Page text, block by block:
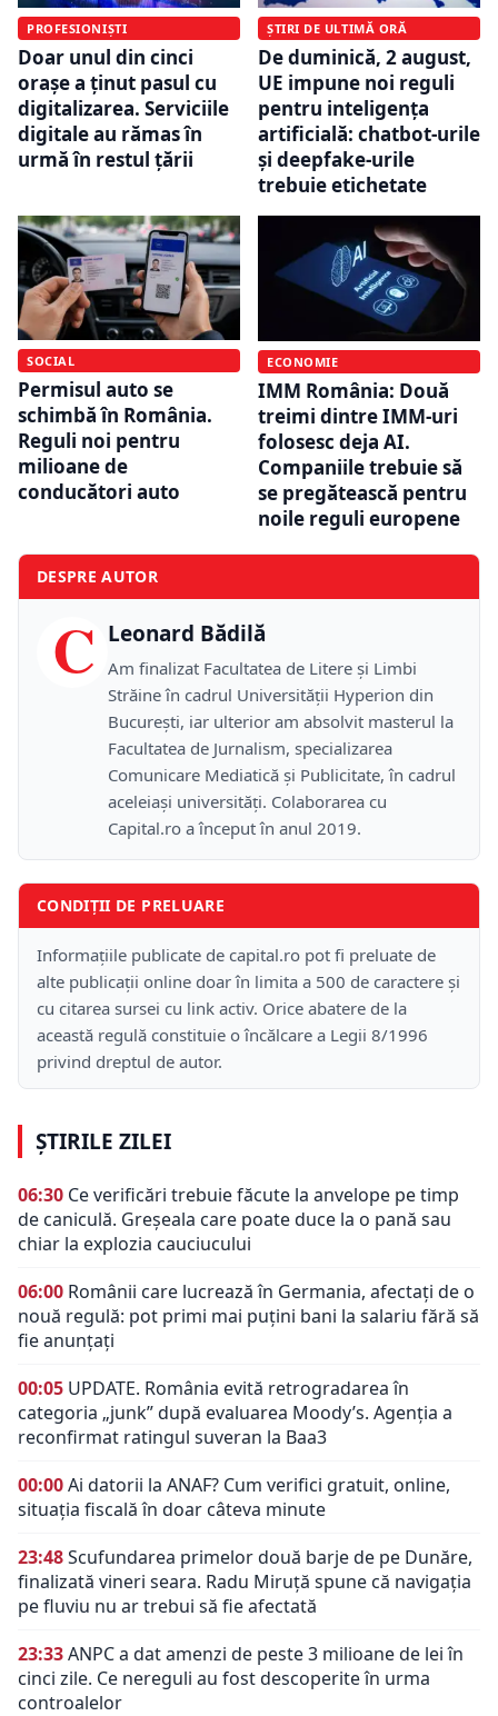
PROFESIONIȘTI
Doar unul din cinci
orașe a ținut pasul cu
digitalizarea. Serviciile
digitale au rămas în
urmă în restul țării
ȘTIRI DE ULTIMĂ ORĂ
De duminică, 2 august,
UE impune noi reguli
pentru inteligența
artificială: chatbot-urile
și deepfake-urile
trebuie etichetate
SOCIAL
Permisul auto se
schimbă în România.
Reguli noi pentru
milioane de
conducători auto
ECONOMIE
IMM România: Două
treimi dintre IMM-uri
folosesc deja AI.
Companiile trebuie să
se pregătească pentru
noile reguli europene
DESPRE AUTOR
C Leonard Bădilă
Am finalizat Facultatea de Litere și Limbi
Străine în cadrul Universității Hyperion din
București, iar ulterior am absolvit masterul la
Facultatea de Jurnalism, specializarea
Comunicare Mediatică și Publicitate, în cadrul
aceleiași universități. Colaborarea cu
Capital.ro a început în anul 2019.
CONDIȚII DE PRELUARE
Informațiile publicate de capital.ro pot fi preluate de
alte publicații online doar în limita a 500 de caractere și
cu citarea sursei cu link activ. Orice abatere de la
această regulă constituie o încălcare a Legii 8/1996
privind dreptul de autor.
ȘTIRILE ZILEI
06:30 Ce verificări trebuie făcute la anvelope pe timp
de caniculă. Greșeala care poate duce la o pană sau
chiar la explozia cauciucului
06:00 Românii care lucrează în Germania, afectați de o
nouă regulă: pot primi mai puțini bani la salariu fără să
fie anunțați
00:05 UPDATE. România evită retrogradarea în
categoria „junk” după evaluarea Moody’s. Agenția a
reconfirmat ratingul suveran la Baa3
00:00Ai datorii la ANAF? Cum verifici gratuit, online,
situația fiscală în doar câteva minute
23:48Scufundarea primelor două barje de pe Dunăre,
finalizată vineri seara. Radu Miruță spune că navigația
pe fluviu nu ar trebui să fie afectată
23:33ANPC a dat amenzi de peste 3 milioane de lei în
cinci zile. Ce nereguli au fost descoperite în urma
controalelor